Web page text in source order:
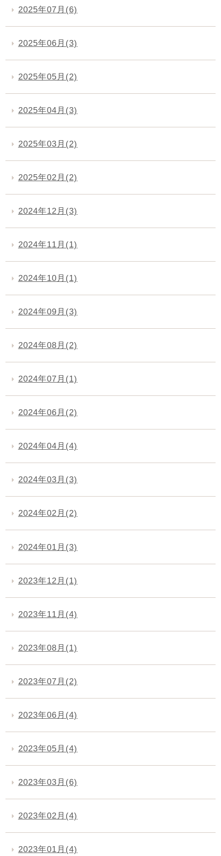
2025年07月(6)
2025年06月(3)
2025年05月(2)
2025年04月(3)
2025年03月(2)
2025年02月(2)
2024年12月(3)
2024年11月(1)
2024年10月(1)
2024年09月(3)
2024年08月(2)
2024年07月(1)
2024年06月(2)
2024年04月(4)
2024年03月(3)
2024年02月(2)
2024年01月(3)
2023年12月(1)
2023年11月(4)
2023年08月(1)
2023年07月(2)
2023年06月(4)
2023年05月(4)
2023年03月(6)
2023年02月(4)
2023年01月(4)